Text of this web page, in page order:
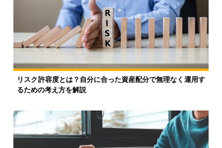
リスク許容度とは？自分に合った資産配分で無理なく運用す
るための考え方を解説